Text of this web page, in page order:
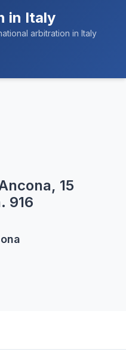
in Italy
arbitration in Italy
15
916